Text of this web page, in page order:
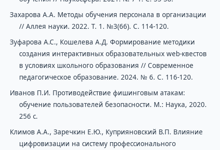
Захарова А.А. Методы обучения персонала в организации
// Аллея науки. 2022. Т. 1. №3(66). С. 114-120.
Зуфарова А.С., Кошелева А.Д. Формирование методики
создания интерактивных образовательных web-квестов
в условиях школьного образования // Современное
педагогическое образование. 2024. № 6. С. 116-120.
Иванов П.И. Противодействие фишинговым атакам:
обучение пользователей безопасности. М.: Наука, 2020.
256 с.
Климов А.А., Заречкин Е.Ю., Куприяновский В.П. Влияние
цифровизации на систему профессионального